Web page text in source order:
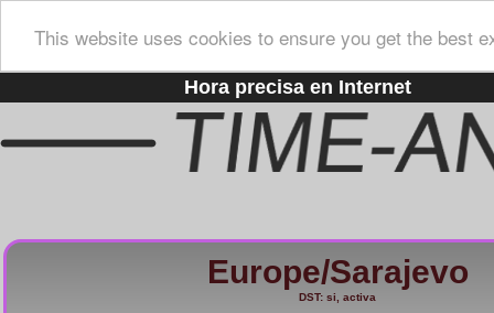
This website uses cookies to ensure you get the best
Hora precisa en Internet
Europe/Sarajevo
DST: si, activa